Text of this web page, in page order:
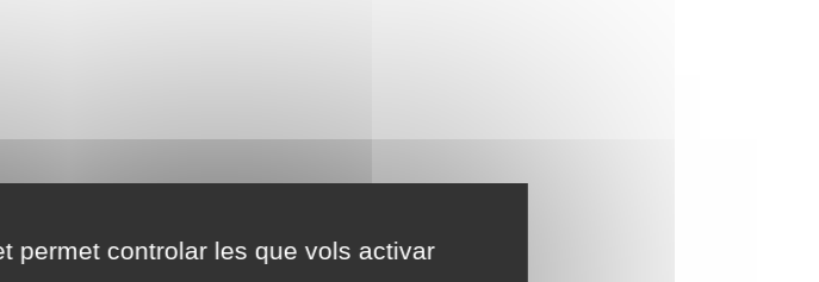
permet controlar les que vols activar